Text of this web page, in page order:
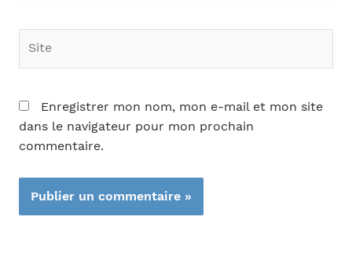
Enregistrer mon nom, mon e-mail et mon site
dans le navigateur pour mon prochain
commentaire.